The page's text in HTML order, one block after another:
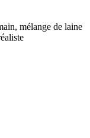
mélange de laine